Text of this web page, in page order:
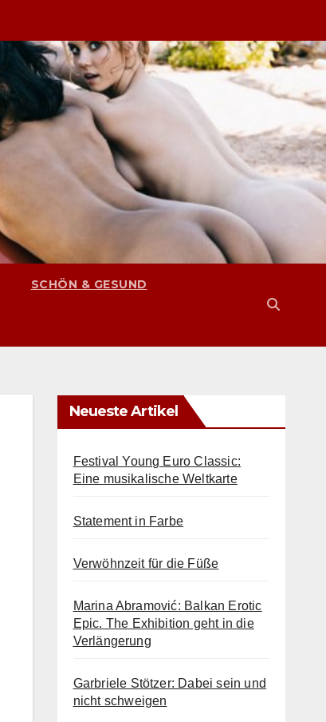
SCHÖN & GESUND
Neueste Artikel
Festival Young Euro Classic:
Eine musikalische Weltkarte
Statement in Farbe
Verwöhnzeit für die Füße
Marina Abramović: Balkan Erotic
Epic. The Exhibition geht in die
Verlängerung
Garbriele Stötzer: Dabei sein und
nicht schweigen